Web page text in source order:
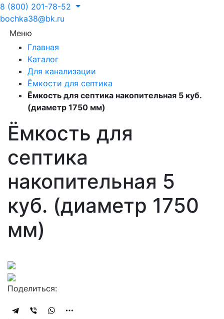
8 (800) 201-78-52
bochka38@bk.ru
Меню
Главная
Каталог
Для канализации
Ёмкости для септика
Ёмкость для септика накопительная 5 куб.
(диаметр 1750 мм)
Ёмкость для
септика
накопительная 5
куб. (диаметр 1750
мм)
Поделиться: